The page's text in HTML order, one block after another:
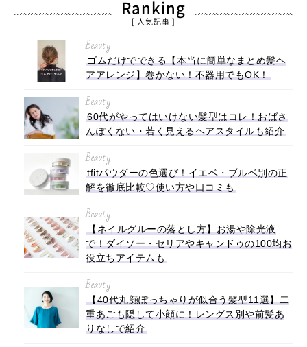
Ranking
[ 人気記事 ]
Beauty
ゴムだけでできる【本当に簡単なまとめ髪ヘ
アアレンジ】巻かない！不器用でもOK！
Beauty
60代がやってはいけない髪型はコレ！おばさ
んぽくない・若く見えるヘアスタイルも紹介
Beauty
tfitパウダーの色選び！イエベ・ブルベ別の正
解を徹底比較♡使い方や口コミも
Beauty
【ネイルグルーの落とし方】お湯や除光液
で！ダイソー・セリアやキャンドゥの100均お
役立ちアイテムも
Beauty
【40代丸顔ぽっちゃりが似合う髪型11選】二
重あごも隠して小顔に！レングス別や前髪あ
りなしで紹介